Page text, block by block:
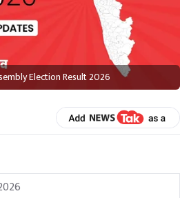
Election Result 2026